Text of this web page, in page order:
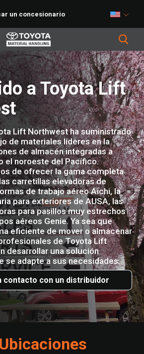
un concesionario
a Toyota Lift
Lift Northwest ha suministrado
de materiales líderes en la
de almacén integradas a
el noroeste del Pacífico.
de ofrecer la gama completa
carretillas elevadoras de
de trabajo aéreo Aichi, la
para exteriores de AUSA, las
para pasillos muy estrechos
aéreos Genie. Ya sea que
eficiente de mover o almacenar
de Toyota Lift
desarrollar una solución
se adapte a sus necesidades.
contacto con un distribuidor